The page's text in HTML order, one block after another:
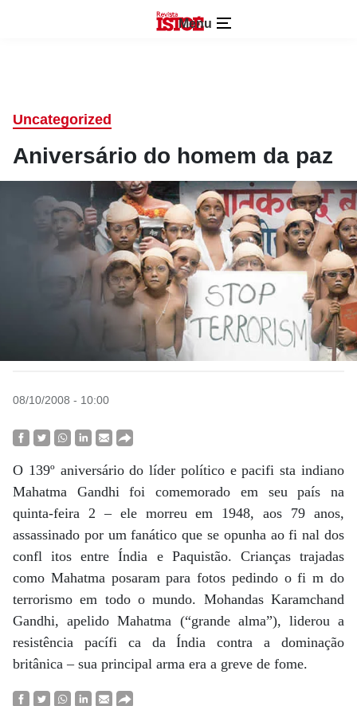
Menu
Uncategorized
Aniversário do homem da paz
08/10/2008 - 10:00
O 139º aniversário do líder político e pacifi sta indiano
Mahatma Gandhi foi comemorado em seu país na
quinta-feira 2 – ele morreu em 1948, aos 79 anos,
assassinado por um fanático que se opunha ao fi nal dos
confl itos entre Índia e Paquistão. Crianças trajadas
como Mahatma posaram para fotos pedindo o fi m do
terrorismo em todo o mundo. Mohandas Karamchand
Gandhi, apelido Mahatma (“grande alma”), liderou a
resistência pacífi ca da Índia contra a dominação
britânica – sua principal arma era a greve de fome.